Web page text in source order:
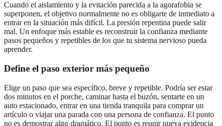
Cuando el aislamiento y la evitación parecida a la agorafobia se
superponen, el objetivo normalmente no es obligarte de inmediato a
entrar en la situación más difícil. La presión repentina puede salir
mal. Un enfoque más estable es reconstruir la confianza mediante
pasos pequeños y repetibles de los que tu sistema nervioso pueda
aprender.
Define el paso exterior más pequeño
Elige un paso que sea específico, breve y repetible. Podría ser estar
dos minutos en el porche, caminar hasta el buzón, sentarte en un
auto estacionado, entrar en una tienda tranquila para comprar un
artículo o viajar una parada con una persona de confianza. El punto
no es demostrar algo dramático. El punto es reunir nueva evidencia